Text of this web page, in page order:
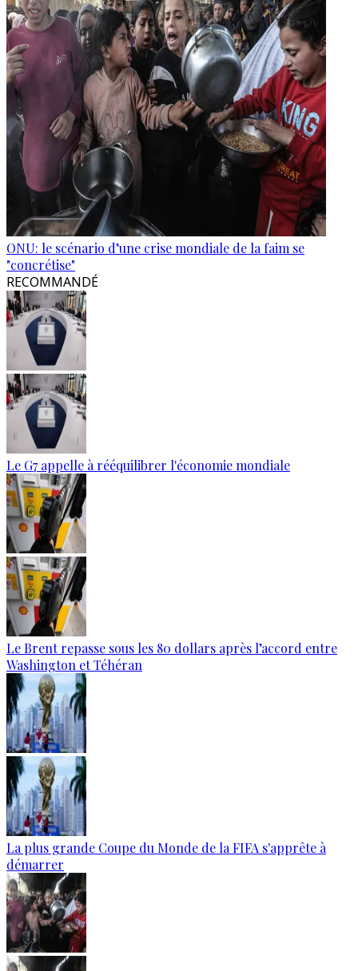
ONU: le scénario d’une crise mondiale de la faim se
"concrétise"
RECOMMANDÉ
Le G7 appelle à rééquilibrer l'économie mondiale
Le Brent repasse sous les 80 dollars après l’accord entre
Washington et Téhéran
La plus grande Coupe du Monde de la FIFA s'apprête à
démarrer